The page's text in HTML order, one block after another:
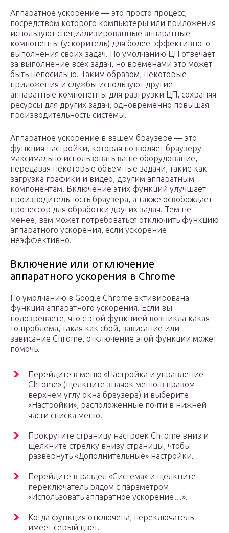
Аппаратное ускорение — это просто процесс,
посредством которого компьютеры или приложения
используют специализированные аппаратные
компоненты (ускоритель) для более эффективного
выполнения своих задач. По умолчанию ЦП отвечает
за выполнение всех задач, но временами это может
быть непосильно. Таким образом, некоторые
приложения и службы используют другие
аппаратные компоненты для разгрузки ЦП, сохраняя
ресурсы для других задач, одновременно повышая
производительность системы.
Аппаратное ускорение в вашем браузере — это
функция настройки, которая позволяет браузеру
максимально использовать ваше оборудование,
передавая некоторые объемные задачи, такие как
загрузка графики и видео, другим аппаратным
компонентам. Включение этих функций улучшает
производительность браузера, а также освобождает
процессор для обработки других задач. Тем не
менее, вам может потребоваться отключить функцию
аппаратного ускорения, если ускорение
неэффективно.
Включение или отключение
аппаратного ускорения в Chrome
По умолчанию в Google Chrome активирована
функция аппаратного ускорения. Если вы
подозреваете, что с этой функцией возникла какая-
то проблема, такая как сбой, зависание или
зависание Chrome, отключение этой функции может
помочь.
Перейдите в меню «Настройка и управление
Chrome» (щелкните значок меню в правом
верхнем углу окна браузера) и выберите
«Настройки», расположенные почти в нижней
части списка меню.
Прокрутите страницу настроек Chrome вниз и
щелкните стрелку внизу страницы, чтобы
развернуть «Дополнительные» настройки.
Перейдите в раздел «Система» и щелкните
переключатель рядом с параметром
«Использовать аппаратное ускорение…».
Когда функция отключена, переключатель
имеет серый цвет.